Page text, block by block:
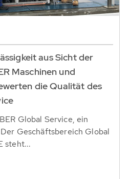
aus Sicht der
Maschinen und
die Qualität des
Global Service, ein
Geschäftsbereich Global
steht...